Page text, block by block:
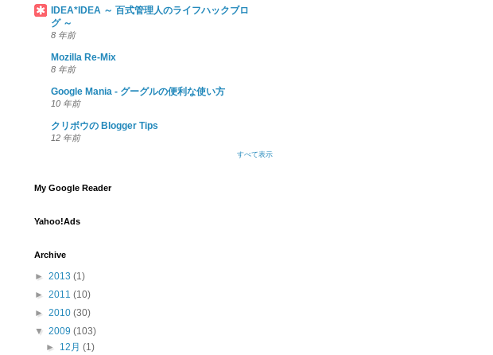
IDEA*IDEA ～ 百式管理人のライフハックブロ
グ ～
8 年前
Mozilla Re-Mix
8 年前
Google Mania - グーグルの便利な使い方
10 年前
クリボウの Blogger Tips
12 年前
すべて表示
My Google Reader
Yahoo!Ads
Archive
► 2013 (1)
► 2011 (10)
► 2010 (30)
▼ 2009 (103)
► 12月(1)